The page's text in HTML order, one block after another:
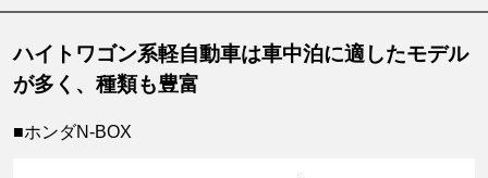
ハイトワゴン系軽自動車は車中泊に適したモデル
が多く、種類も豊富
■ホンダN-BOX